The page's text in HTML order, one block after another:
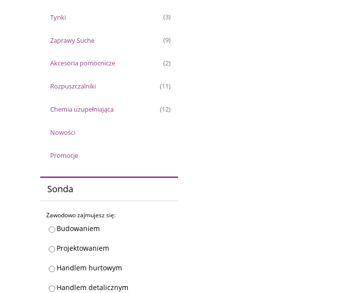
Tynki (3)
Zaprawy Suche (9)
Akcesoria pomocnicze (2)
Rozpuszczalniki (11)
Chemia uzupełniająca (12)
Nowości
Promocje
Sonda
Zawodowo zajmujesz się:
Budowaniem
Projektowaniem
Handlem hurtowym
Handlem detalicznym